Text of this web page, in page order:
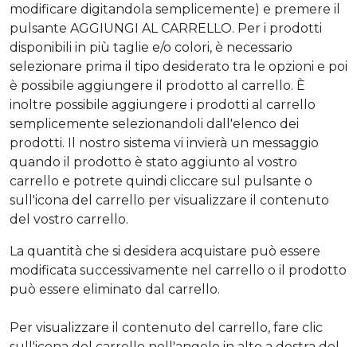
modificare digitandola semplicemente) e premere il
pulsante AGGIUNGI AL CARRELLO. Per i prodotti
disponibili in più taglie e/o colori, è necessario
selezionare prima il tipo desiderato tra le opzioni e poi
è possibile aggiungere il prodotto al carrello. È
inoltre possibile aggiungere i prodotti al carrello
semplicemente selezionandoli dall'elenco dei
prodotti. Il nostro sistema vi invierà un messaggio
quando il prodotto è stato aggiunto al vostro
carrello e potrete quindi cliccare sul pulsante o
sull'icona del carrello per visualizzare il contenuto
del vostro carrello.
La quantità che si desidera acquistare può essere
modificata successivamente nel carrello o il prodotto
può essere eliminato dal carrello.
Per visualizzare il contenuto del carrello, fare clic